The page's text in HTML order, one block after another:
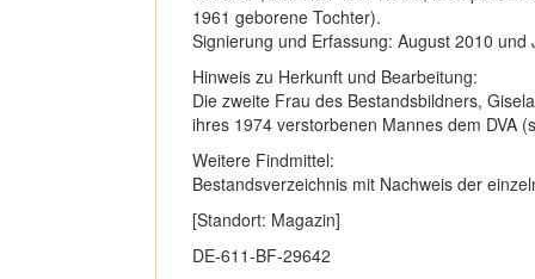
1961 geborene Tochter).
Signierung und Erfassung: August 2010 und
Hinweis zu Herkunft und Bearbeitung:
Die zweite Frau des Bestandsbildners,
ihres 1974 verstorbenen Mannes dem DVA
Weitere Findmittel:
Bestandsverzeichnis mit Nachweis der
[Standort: Magazin]
DE-611-BF-29642